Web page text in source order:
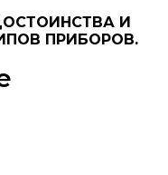
И
ПРИБОРОВ.